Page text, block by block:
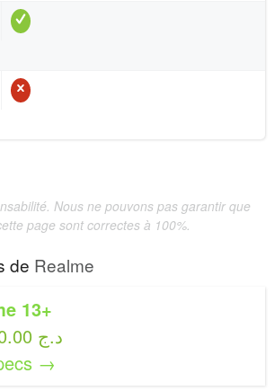
Nous ne pouvons pas garantir que
page sont correctes à 100%.
de Realme
13+
76,250.00 د.ج
→